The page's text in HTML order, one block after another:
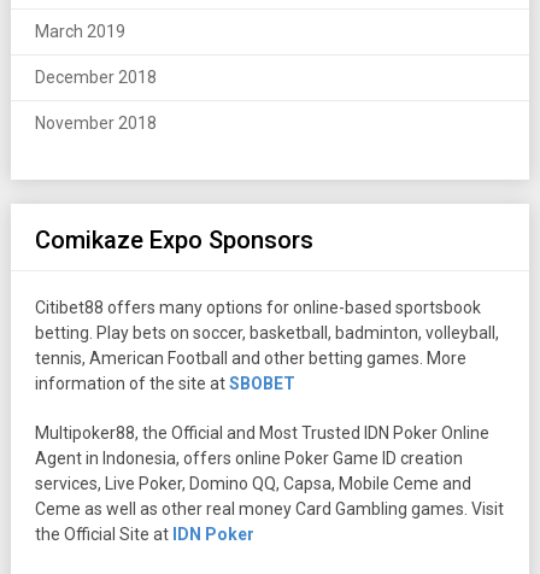
March 2019
December 2018
November 2018
Comikaze Expo Sponsors
Citibet88 offers many options for online-based sportsbook
betting. Play bets on soccer, basketball, badminton, volleyball,
tennis, American Football and other betting games. More
information of the site atSBOBET
Multipoker88, the Official and Most Trusted IDN Poker Online
Agent in Indonesia, offers online Poker Game ID creation
services, Live Poker, Domino QQ, Capsa, Mobile Ceme and
Ceme as well as other real money Card Gambling games. Visit
the Official Site at
IDN Poker